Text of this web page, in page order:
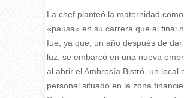
La chef planteó la maternidad
«pausa» en su carrera que al final
fue, ya que, un año después de dar
luz, se embarcó en una nueva
al abrir el Ambrosía Bistró, un local
personal situado en la zona